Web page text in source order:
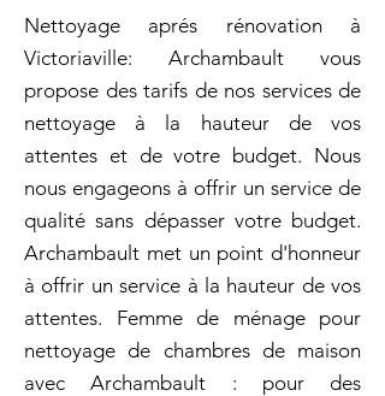
Nettoyage aprés rénovation à
Victoriaville: Archambault vous
propose des tarifs de nos services de
nettoyage à la hauteur de vos
attentes et de votre budget. Nous
nous engageons à offrir un service de
qualité sans dépasser votre budget.
Archambault met un point d'honneur
à offrir un service à la hauteur de vos
attentes. Femme de ménage pour
nettoyage de chambres de maison
avec Archambault : pour des